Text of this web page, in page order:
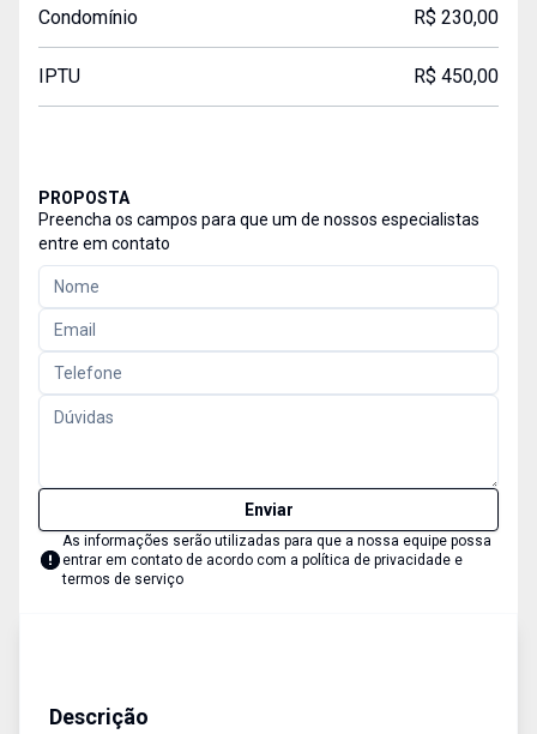
Condomínio R$ 230,00
IPTU R$ 450,00
PROPOSTA
Preencha os campos para que um de nossos especialistas
entre em contato
Enviar
As informações serão utilizadas para que a nossa equipe possa
entrar em contato de acordo com a política de privacidade e
termos de serviço
Descrição